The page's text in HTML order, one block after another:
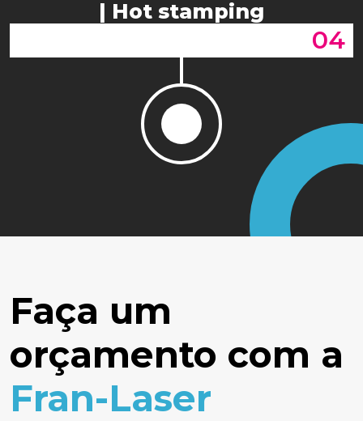
04
| Hot stamping
Faça um
orçamento com a
Fran-Laser